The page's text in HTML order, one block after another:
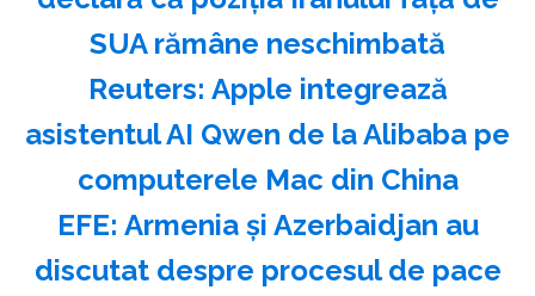
SUA rămâne neschimbată
Reuters: Apple integrează
asistentul AI Qwen de la Alibaba pe
computerele Mac din China
EFE: Armenia şi Azerbaidjan au
discutat despre procesul de pace